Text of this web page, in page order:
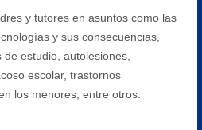
y tutores en asuntos como las
y sus consecuencias,
estudio, autolesiones,
escolar, trastornos
los menores, entre otros.